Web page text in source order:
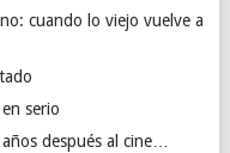
cuando lo viejo vuelve a
serio
después al cine…